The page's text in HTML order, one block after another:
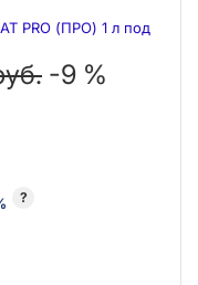
PRO (ПРО) 1 л под
-9 %
?